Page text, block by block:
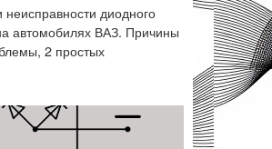
диодного
автомобилях ВАЗ. Причины
2 простых